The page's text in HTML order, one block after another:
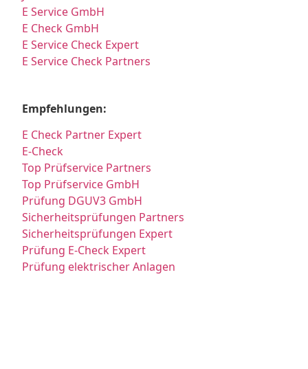
E Service GmbH
E Check GmbH
E Service Check Expert
E Service Check Partners
Empfehlungen:
E Check Partner Expert
E-Check
Top Prüfservice Partners
Top Prüfservice GmbH
Prüfung DGUV3 GmbH
Sicherheitsprüfungen Partners
Sicherheitsprüfungen Expert
Prüfung E-Check Expert
Prüfung elektrischer Anlagen